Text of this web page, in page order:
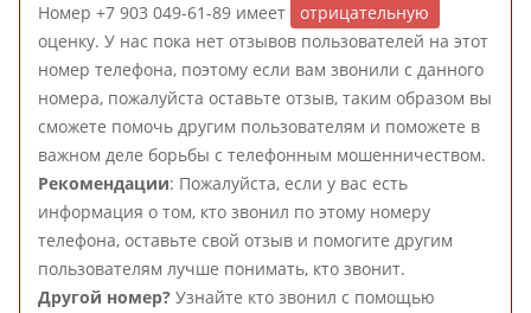
Номер +7 903 049-61-89 имеет
отрицательную
оценку. У нас пока нет отзывов пользователей на этот
номер телефона, поэтому если вам звонили с данного
номера, пожалуйста оставьте отзыв, таким образом вы
сможете помочь другим пользователям и поможете в
важном деле борьбы с телефонным мошенничеством.
Рекомендации: Пожалуйста, если у вас есть
информация о том, кто звонил по этому номеру
телефона, оставьте свой отзыв и помогите другим
пользователям лучше понимать, кто звонит.
Другой номер? Узнайте кто звонил с помощью